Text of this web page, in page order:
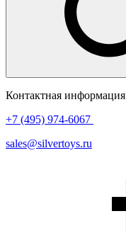
Контактная информация
+7 (495) 974-6067
sales@silvertoys.ru